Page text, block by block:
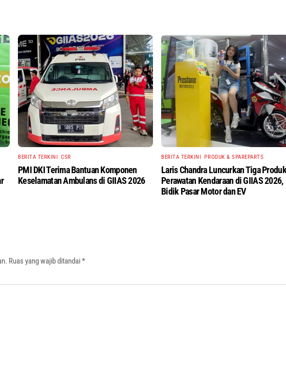
BERITA TERKINI ,CSR
PMI DKI Terima Bantuan Komponen
Keselamatan Ambulans di GIIAS 2026
BERITA TERKINI PRODUK & SPAREPARTS
Laris Chandra Luncurkan Tiga Produk
Perawatan Kendaraan di GIIAS 2026,
Bidik Pasar Motor dan EV
Ruas yang wajib ditandai*